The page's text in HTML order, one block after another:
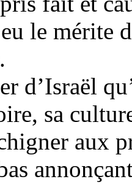
le mérite
d’Israël
sa
aux